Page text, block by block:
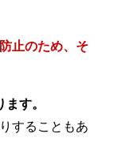
止のため、そ
す。
することもあ